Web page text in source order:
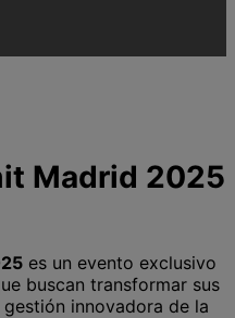
Madrid 2025
es un evento exclusivo
buscan transformar sus
innovadora de la